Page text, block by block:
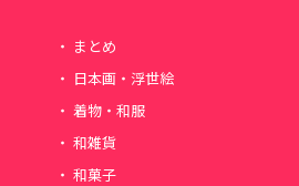
まとめ
日本画・浮世絵
着物・和服
和雑貨
和菓子